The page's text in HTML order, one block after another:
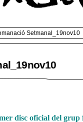
Setmanal_19nov10
disc oficial del grup